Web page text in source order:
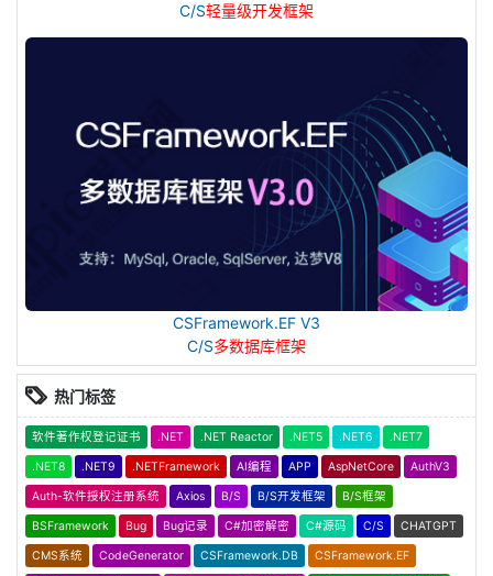
C/S轻量级开发框架
CSFramework.EF V3
C/S多数据库框架
热门标签
软件著作权登记证书 .NET .NET Reactor .NET5 .NET6 .NET7
.NET8 .NET9 .NETFramework AI编程 APP AspNetCore AuthV3
Auth-软件授权注册系统 Axios B/S B/S开发框架 B/S框架
BSFramework Bug Bug记录 C#加密解密 C#源码 C/S CHATGPT
CMS系统 CodeGenerator CSFramework.DB CSFramework.EF